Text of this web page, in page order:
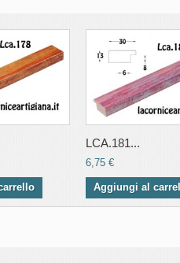
LCA.181...
6,75 €
Aggiungi al